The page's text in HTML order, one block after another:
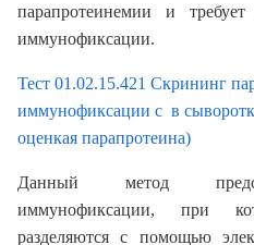
парапротеинемии и
иммунофиксации.
Тест 01.02.15.421 Скрининг
иммунофиксации с в
оценкая парапротеина)
Данный метод
иммунофиксации, при
разделяются с помощью